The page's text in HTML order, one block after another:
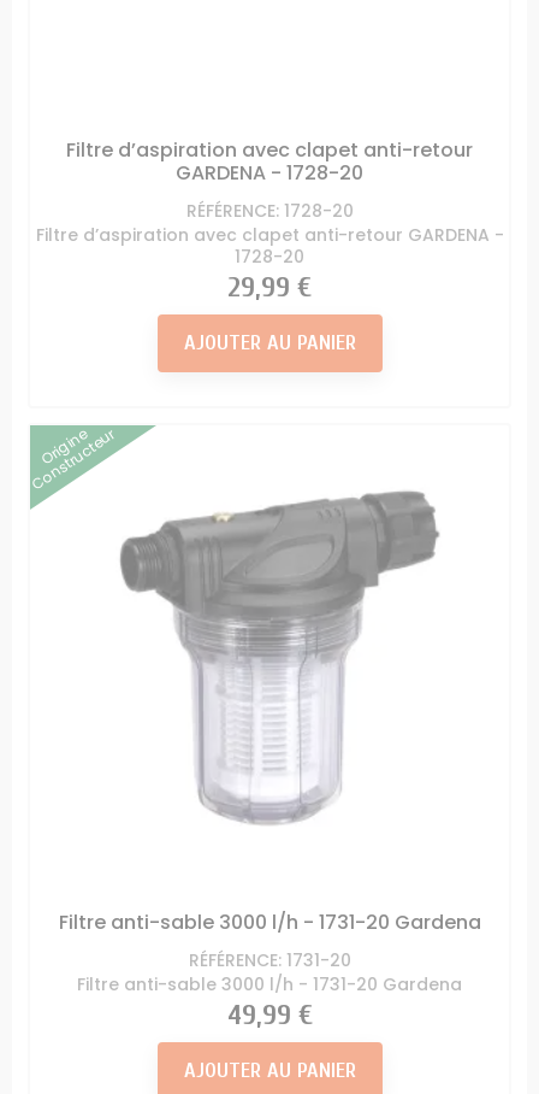
Filtre d’aspiration avec clapet anti-retour
GARDENA - 1728-20
RÉFÉRENCE: 1728-20
Filtre d’aspiration avec clapet anti-retour GARDENA -
1728-20
Prix
29,99 €
AJOUTER AU PANIER
Origine
Constructeur
Filtre anti-sable 3000 l/h - 1731-20 Gardena
RÉFÉRENCE: 1731-20
Filtre anti-sable 3000 l/h - 1731-20 Gardena
Prix
49,99 €
AJOUTER AU PANIER